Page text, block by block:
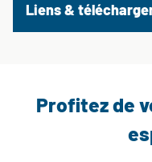
Liens &
Profitez de